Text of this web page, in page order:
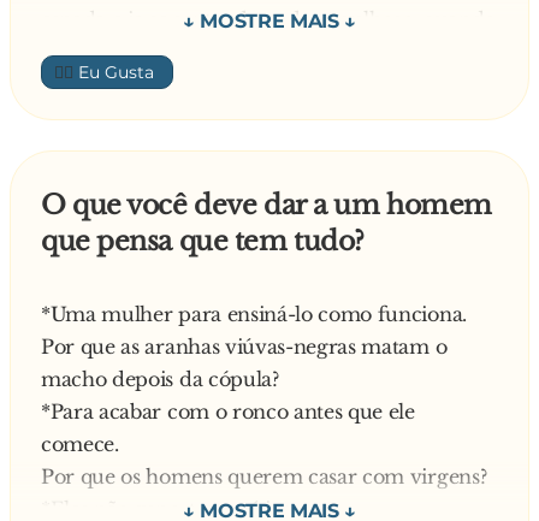
espada e ia se sentando, todo orgulhoso, quando
o segundo, antes que os outros tivessem tempo
de olhar, cortou duas moscas em pleno ar. Aí
ficaram olhando para o baixinho, que não dizia
nada. Então apareceu um pernilongo voando.
O pernilongo continuou voando. Os outros dois
samurais começaram a olhar para ele. E ele
- O pernilongo continua voando...
- Hai, voando continua. - respondeu o samurai -
Mas nunca mais tem filho.
👍🏼
O que você deve dar a um homem
que pensa que tem tudo?
*Uma mulher para ensiná-lo como funciona.
Por que as aranhas viúvas-negras matam o
macho depois da cópula?
*Para acabar com o ronco antes que ele
comece.
Por que os homens querem casar com virgens?
*Eles não suportam críticas.